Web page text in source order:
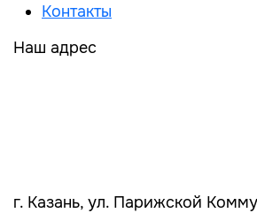
Контакты
Наш адрес
г. Казань, ул. Парижской